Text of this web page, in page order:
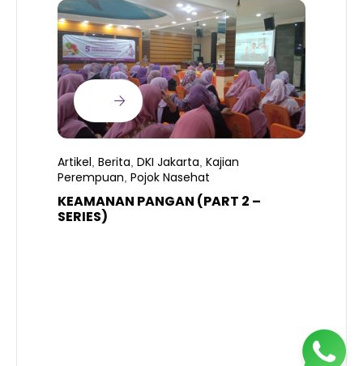
Artikel Berita DKI Jakarta Kajian
Perempuan Pojok Nasehat
KEAMANAN PANGAN (PART 2 –
SERIES)